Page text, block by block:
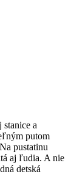
a
putom
pustatinu
aj ľudia. A nie
detská